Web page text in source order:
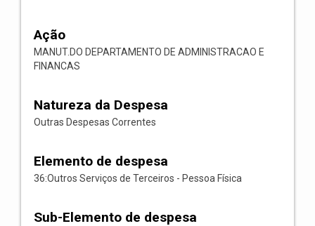
Ação
MANUT.DO DEPARTAMENTO DE ADMINISTRACAO E
FINANCAS
Natureza da Despesa
Outras Despesas Correntes
Elemento de despesa
36:Outros Serviços de Terceiros - Pessoa Física
Sub-Elemento de despesa